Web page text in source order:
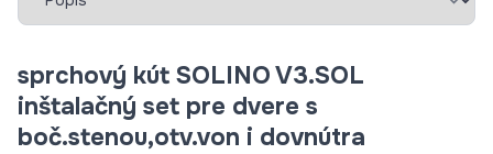
sprchový kút SOLINO V3.SOL
inštalačný set pre dvere s
boč.stenou,otv.von i dovnútra